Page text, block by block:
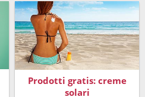
Prodotti gratis: creme
solari